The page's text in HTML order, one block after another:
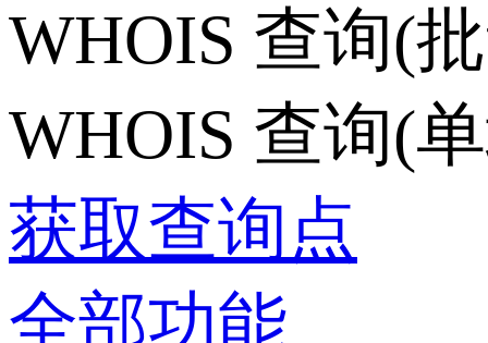
WHOIS 查询(
WHOIS 查询(
获取查询点
全部功能